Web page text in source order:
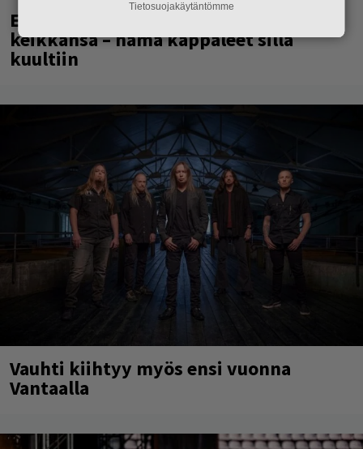
Eppu Normaali soitti viimeisen
keikkansa – nämä kappaleet sillä
kuultiin
Vauhti kiihtyy myös ensi vuonna
Vantaalla
Tietosuojakäytäntömme